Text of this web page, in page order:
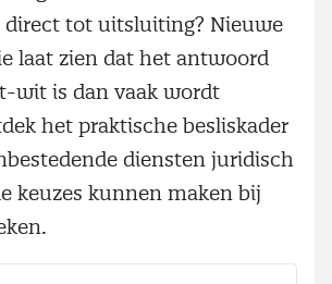
tot uitsluiting? Nieuwe
laat zien dat het antwoord
wit is dan vaak wordt
het praktische besliskader
diensten juridisch
keuzes kunnen maken bij